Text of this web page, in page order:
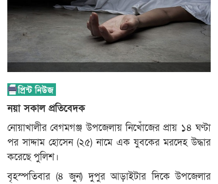
নয়া সকাল প্রতিবেদক
নোয়াখালীর বেগমগঞ্জ উপজেলায় নিখোঁজের প্রায় ১৪ ঘণ্টা
পর সাদ্দাম হোসেন (২৫) নামে এক যুবকের মরদেহ উদ্ধার
করেছে পুলিশ।
বৃহস্পতিবার (৪ জুন) দুপুর আড়াইটার দিকে উপজেলার